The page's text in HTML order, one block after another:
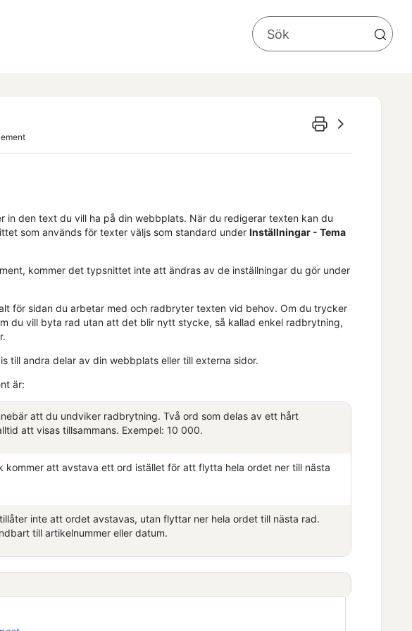
in den text du vill ha på din webbplats. När du redigerar texten kan du
som används för texter väljs som standard under Inställningar - Tema
kommer det typsnittet inte att ändras av de inställningar du gör under
för sidan du arbetar med och radbryter texten vid behov. Om du trycker
du vill byta rad utan att det blir nytt stycke, så kallad enkel radbrytning,
till andra delar av din webbplats eller till externa sidor.
är:
att du undviker radbrytning. Två ord som delas av ett hårt
att visas tillsammans. Exempel: 10 000.
kommer att avstava ett ord istället för att flytta hela ordet ner till nästa
inte att ordet avstavas, utan flyttar ner hela ordet till nästa rad.
till artikelnummer eller datum.